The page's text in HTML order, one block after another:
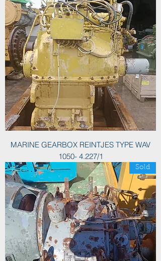
MARINE GEARBOX REINTJES TYPE WAV
1050- 4.227/1
Sold